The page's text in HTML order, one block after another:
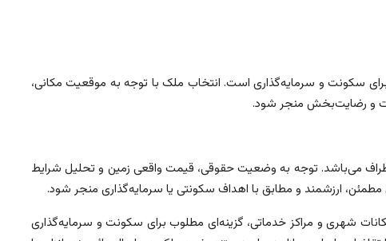
سکونت و سرمایه‌گذاری است. انتخاب ملک با توجه به موقعیت مکانی،
و رضایت‌بخش منجر شود.
می‌باشد. توجه به وضعیت حقوقی، قیمت واقعی زمین و تحلیل شرایط
ارزشمند و مطابق با اهداف سکونتی یا سرمایه‌گذاری منجر شود.
شهری و مراکز خدماتی، گزینه‌ای مطلوب برای سکونت و سرمایه‌گذاری